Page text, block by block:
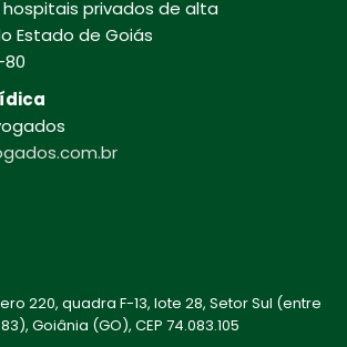
privados de alta
Estado de Goiás
80
220, quadra F-13, lote 28, Setor Sul (entre
Goiânia (GO), CEP 74.083.105